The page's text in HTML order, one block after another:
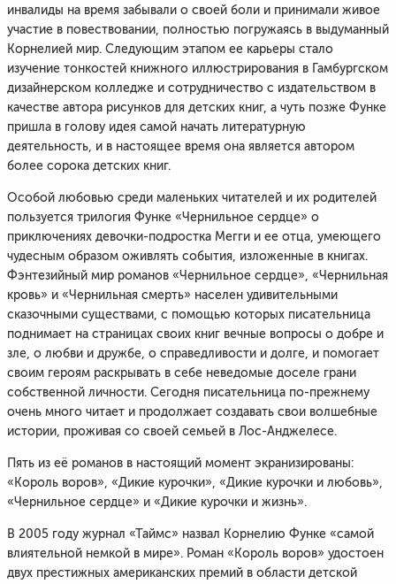
инвалиды на время забывали о своей боли и принимали живое
участие в повествовании, полностью погружаясь в выдуманный
Корнелией мир. Следующим этапом ее карьеры стало
изучение тонкостей книжного иллюстрирования в Гамбургском
дизайнерском колледже и сотрудничество с издательством в
качестве автора рисунков для детских книг, а чуть позже Функе
пришла в голову идея самой начать литературную
деятельность, и в настоящее время она является автором
более сорока детских книг.
Особой любовью среди маленьких читателей и их родителей
пользуется трилогия Функе «Чернильное сердце» о
приключениях девочки-подростка Мегги и ее отца, умеющего
чудесным образом оживлять события, изложенные в книгах.
Фэнтезийный мир романов «Чернильное сердце», «Чернильная
кровь» и «Чернильная смерть» населен удивительными
сказочными существами, с помощью которых писательница
поднимает на страницах своих книг вечные вопросы о добре и
зле, о любви и дружбе, о справедливости и долге, и помогает
своим героям раскрывать в себе неведомые доселе грани
собственной личности. Сегодня писательница по-прежнему
очень много читает и продолжает создавать свои волшебные
истории, проживая со своей семьей в Лос-Анджелесе.
Пять из её романов в настоящий момент экранизированы:
«Король воров», «Дикие курочки», «Дикие курочки и любовь»,
«Чернильное сердце» и «Дикие курочки и жизнь».
В 2005 году журнал «Таймс» назвал Корнелию Функе «самой
влиятельной немкой в мире». Роман «Король воров» удостоен
двух престижных американских премий в области детской